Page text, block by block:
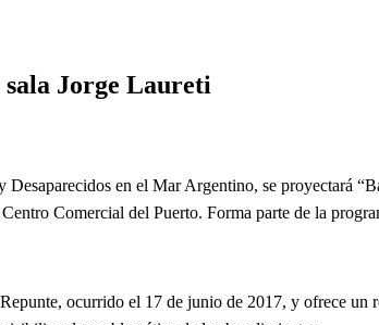
sala Jorge Laureti
en el Mar Argentino, se proyectará
Comercial del Puerto. Forma parte de la
ocurrido el 17 de junio de 2017, y ofrece